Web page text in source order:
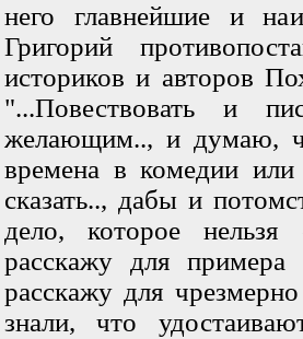
него главнейшие и
Григорий
историков и авторов
"...Повествовать и
желающим.., и думаю,
времена в комедии
сказать.., дабы и
дело, которое
расскажу для
расскажу для
знали, что